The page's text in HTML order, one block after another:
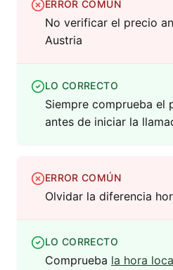
ERROR COMÚN
No verificar el precio
Austria
LO CORRECTO
Siempre comprueba el
antes de iniciar la
ERROR COMÚN
Olvidar la diferencia
LO CORRECTO
Comprueba la hora